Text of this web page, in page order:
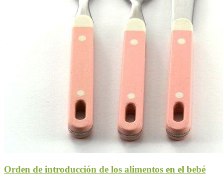
Orden de introducción de los alimentos en el bebé